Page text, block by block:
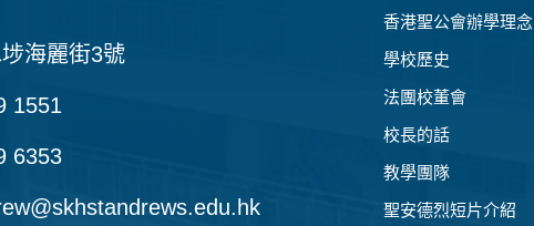
海麗街3號
1551
6353
香港聖公會辦學理念
學校歷史
法團校董會
校長的話
教學團隊
聖安德烈短片介紹